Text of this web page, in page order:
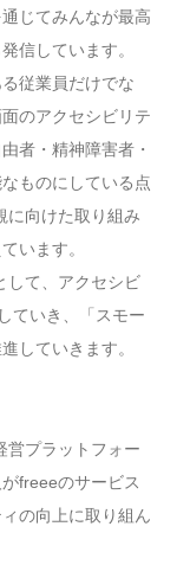
じてみんなが最高
信しています。
従業員だけでな
のアクセシビリテ
者・精神障害者・
ものにしている点
に向けた取り組み
います。
して、アクセシビ
ていき、「スモー
していきます。
営プラットフォー
freeeのサービス
の向上に取り組ん